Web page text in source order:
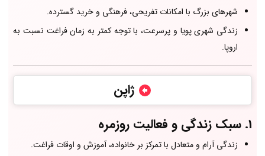
شهرهای بزرگ با امکانات تفریحی، فرهنگی و خرید گسترده.
زندگی شهری پویا و پرسرعت، با توجه کمتر به زمان فراغت نسبت به
اروپا.
ژاپن
1. سبک زندگی و فعالیت روزمره
زندگی آرام و متعادل با تمرکز بر خانواده، آموزش و اوقات فراغت.